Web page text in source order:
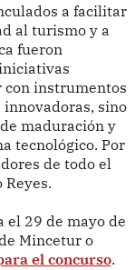
a facilitar
al turismo y a
fueron
instrumentos
sino
maduración y
tecnológico. Por
de todo el
el 29 de mayo de
Mincetur o
el concurso.